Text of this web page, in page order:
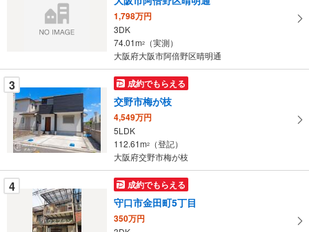
に
保
存
す
る
1,798万円
3DK
74.01m2
（実測）
大阪府大阪市阿倍野区晴明通
3 成約でもらえる
交野市梅が枝
4,549万円
5LDK
112.61m2
（登記）
大阪府交野市梅が枝
4 成約でもらえる
守口市金田町5丁目
350万円